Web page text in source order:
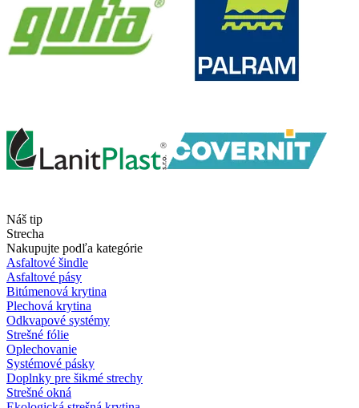
Náš tip
Strecha
Nakupujte podľa kategórie
Asfaltové šindle
Asfaltové pásy
Bitúmenová krytina
Plechová krytina
Odkvapové systémy
Strešné fólie
Oplechovanie
Systémové pásky
Doplnky pre šikmé strechy
Strešné okná